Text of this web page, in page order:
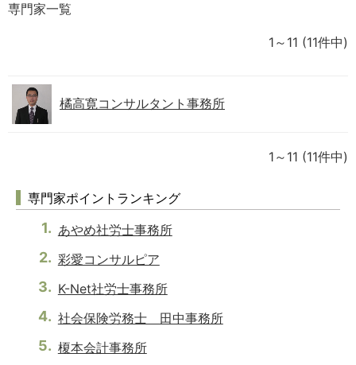
専門家一覧
1～11 (11件中)
橘高寛コンサルタント事務所
1～11 (11件中)
専門家ポイントランキング
あやめ社労士事務所
彩愛コンサルピア
K-Net社労士事務所
社会保険労務士 田中事務所
榎本会計事務所